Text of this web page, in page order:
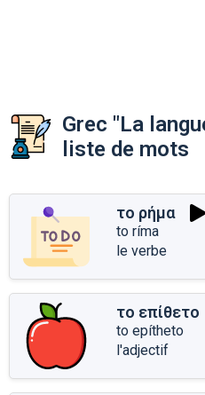
Grec "La
liste de mots
το ρήμα
to ríma
le verbe
το επίθετο
to epítheto
l'adjectif